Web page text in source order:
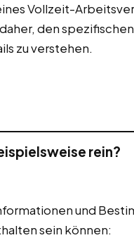
Vollzeit-
den
zu verstehen.
rein?
und
sein können: